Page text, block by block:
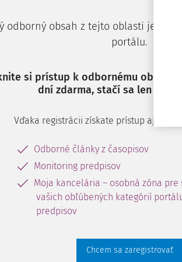
odborný obsah z tejto oblasti je
portálu.
si prístup k odbornému obsahu
dní zdarma, stačí sa len
Vďaka registrácii získate prístup aj k
Odborné články z časopisov
Monitoring predpisov
Moja kancelária – osobná zóna pre
vašich obľúbených kategórií
predpisov
Chcem sa zaregistrovať